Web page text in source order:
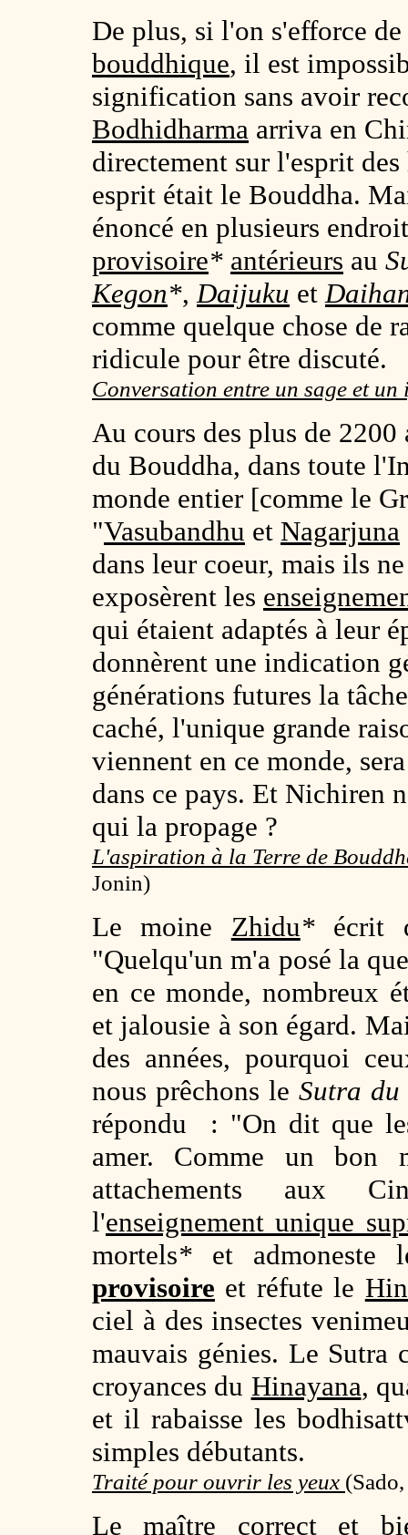
De plus, si l'on s'efforce
bouddhique, il est
signification sans avoir
Bodhidharma arriva en
directement sur l'esprit
esprit était le Bouddha.
énoncé en plusieurs
provisoire* antérieurs au
Kegon*,Daijuku et
comme quelque chose de
ridicule pour être discuté.
Conversation entre un sage et
Au cours des plus de
du Bouddha, dans toute
monde entier [comme le
"Vasubandhu et Nagarjuna
dans leur coeur, mais ils
exposèrent les
qui étaient adaptés à leur
donnèrent une indication
générations futures la
caché, l'unique grande
viennent en ce monde,
dans ce pays. Et Nichiren
qui la propage ?
L'aspiration à la Terre de
Jonin)
Le moine Zhidu*
écrit
"Quelqu'un m'a posé la
en ce monde, nombreux
et jalousie à son égard.
des années, pourquoi
nous prêchons le Sutra du
répondu : "On dit que
amer. Comme un bon
attachements aux
l'enseignement unique
mortels*
et
provisoire et réfute le
ciel à des insectes
mauvais génies. Le Sutra
croyances du Hinayana,
et il rabaisse les
simples débutants.
Traité pour ouvrir les yeux (
Le maître correct et